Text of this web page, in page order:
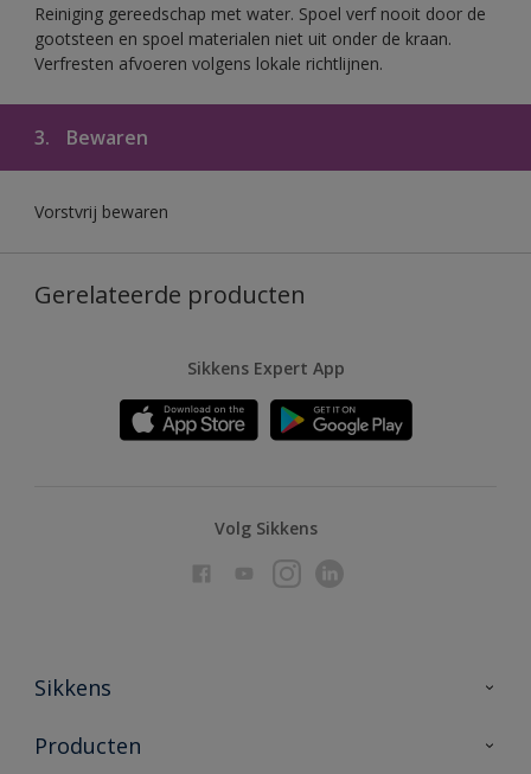
Reiniging gereedschap met water. Spoel verf nooit door de
gootsteen en spoel materialen niet uit onder de kraan.
Verfresten afvoeren volgens lokale richtlijnen.
3. Bewaren
Vorstvrij bewaren
Gerelateerde producten
Sikkens Expert App
Volg Sikkens
Sikkens
Over Sikkens
Producten